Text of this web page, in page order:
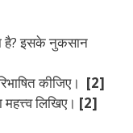
है? इसके नुकसान
कीजिए। [2]
लिखिए। [2]